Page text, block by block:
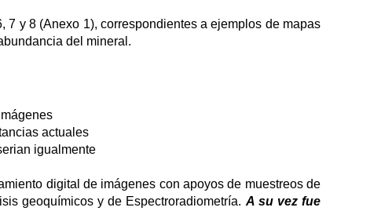
7 y 8 (Anexo 1), correspondientes a ejemplos de mapas
del mineral.
actuales
igualmente
digital de imágenes con apoyos de muestreos de
geoquímicos y de Espectroradiometría. A su vez fue